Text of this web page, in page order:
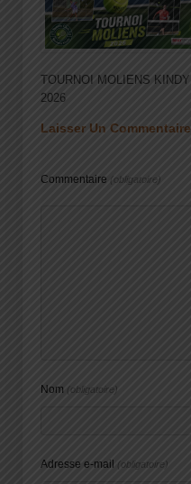
TOURNOI MOLIENS KINDY
2026
Laisser Un Commentaire
Commentaire (obligatoire)
Nom (obligatoire)
Adresse e-mail (obligatoire)